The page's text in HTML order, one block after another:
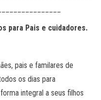
para Pais e cuidadores.
pais e familares de
os dias para
integral a seus filhos